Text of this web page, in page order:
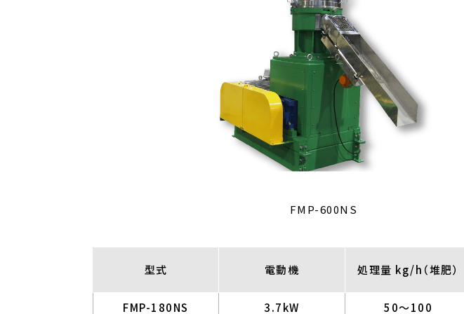
FMP-600NS
型式 電動機 処理量 kg/h（堆肥）
FMP-180NS 3.7kW 50～100